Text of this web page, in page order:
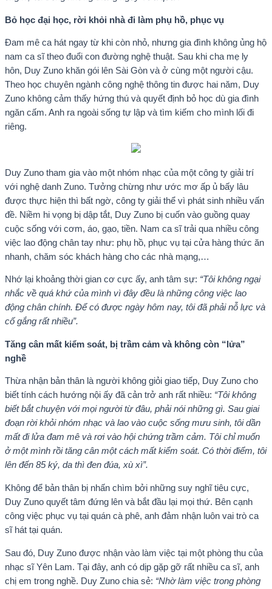
Bỏ học đại học, rời khỏi nhà đi làm phụ hồ, phục vụ
Đam mê ca hát ngay từ khi còn nhỏ, nhưng gia đình không ủng hộ
nam ca sĩ theo đuổi con đường nghệ thuật. Sau khi cha mẹ ly
hôn, Duy Zuno khăn gói lên Sài Gòn và ở cùng một người cậu.
Theo học chuyên ngành công nghệ thông tin được hai năm, Duy
Zuno không cảm thấy hứng thú và quyết định bỏ học dù gia đình
ngăn cấm. Anh ra ngoài sống tự lập và tìm kiếm cho mình lối đi
riêng.
Duy Zuno tham gia vào một nhóm nhạc của một công ty giải trí
với nghệ danh Zuno. Tưởng chừng như ước mơ ấp ủ bấy lâu
được thực hiện thì bất ngờ, công ty giải thể vì phát sinh nhiều vấn
đề. Niềm hi vọng bị dập tắt, Duy Zuno bị cuốn vào guồng quay
cuộc sống với cơm, áo, gạo, tiền. Nam ca sĩ trải qua nhiều công
việc lao động chân tay như: phụ hồ, phục vụ tại cửa hàng thức ăn
nhanh, chăm sóc khách hàng cho các nhà mạng,…
Nhớ lại khoảng thời gian cơ cực ấy, anh tâm sự: “Tôi không ngại
nhắc về quá khứ của mình vì đây đều là những công việc lao
động chân chính. Để có được ngày hôm nay, tôi đã phải nỗ lực và
cố gắng rất nhiều”.
Tăng cân mất kiểm soát, bị trầm cảm và không còn “lửa”
nghề
Thừa nhận bản thân là người không giỏi giao tiếp, Duy Zuno cho
biết tính cách hướng nội ấy đã cản trở anh rất nhiều: “Tôi không
biết bắt chuyện với mọi người từ đâu, phải nói những gì. Sau giai
đoạn rời khỏi nhóm nhạc và lao vào cuộc sống mưu sinh, tôi dần
mất đi lửa đam mê và rơi vào hội chứng trầm cảm. Tôi chỉ muốn
ở một mình rồi tăng cân một cách mất kiểm soát. Có thời điểm, tôi
lên đến 85 ký, da thì đen đúa, xù xì”.
Không để bản thân bị nhấn chìm bởi những suy nghĩ tiêu cực,
Duy Zuno quyết tâm đứng lên và bắt đầu lại mọi thứ. Bên cạnh
công việc phục vụ tại quán cà phê, anh đảm nhận luôn vai trò ca
sĩ hát tại quán.
Sau đó, Duy Zuno được nhận vào làm việc tại một phòng thu của
nhạc sĩ Yên Lam. Tại đây, anh có dịp gặp gỡ rất nhiều ca sĩ, anh
chị em trong nghề. Duy Zuno chia sẻ: “Nhờ làm việc trong phòng